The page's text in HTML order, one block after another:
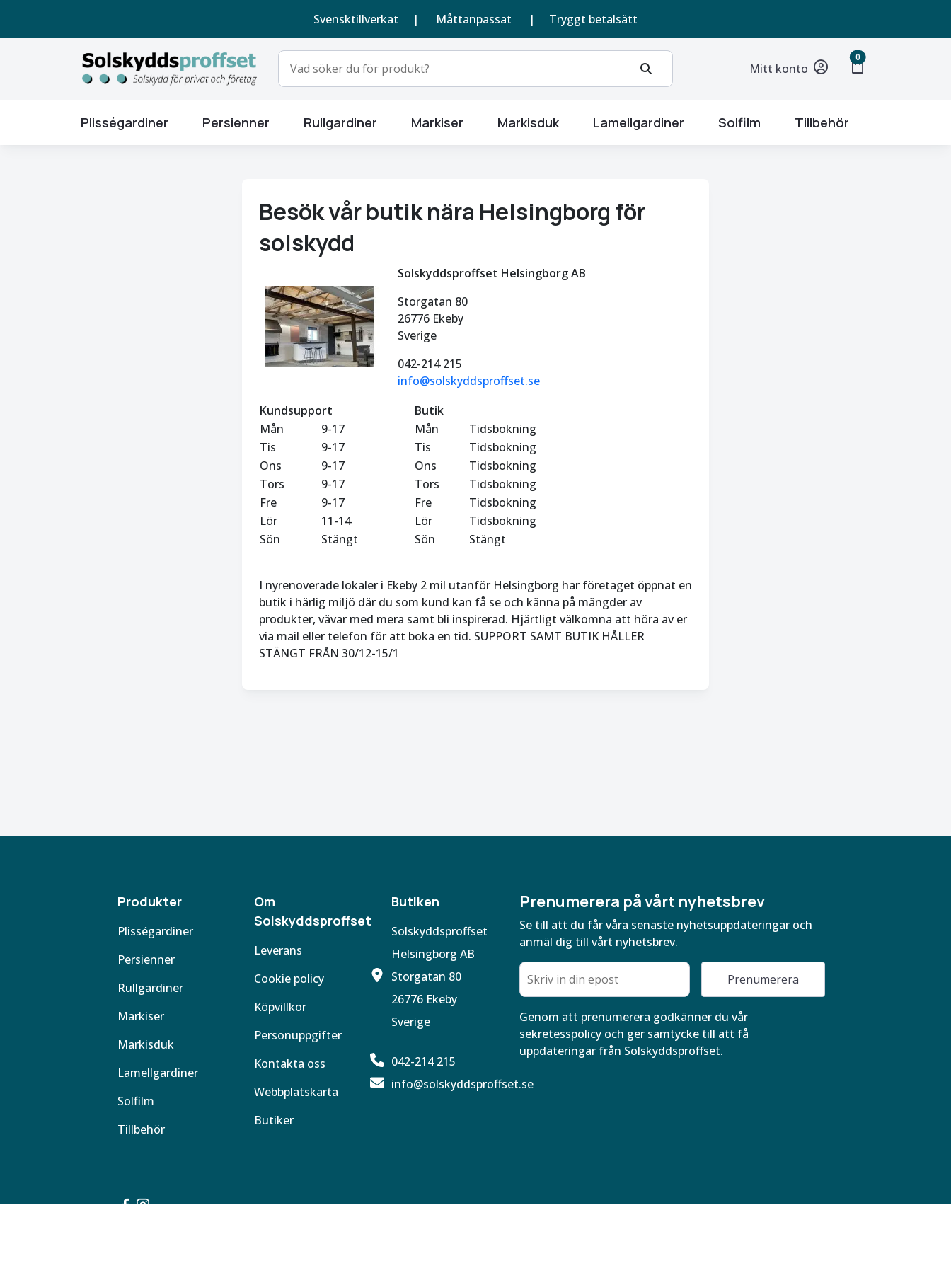
Svensktillverkat | Måttanpassat | Tryggt betalsätt
Mitt konto shopping_bag
0unread messages
Plisségardiner Persienner Rullgardiner Markiser Markisduk Lamellgardiner Solfilm Tillbehör
Besök vår butik nära Helsingborg för
solskydd
Solskyddsproffset Helsingborg AB
Storgatan 80
26776 Ekeby
Sverige
042-214 215
info@solskyddsproffset.se
Kundsupport
Butik
Mån
9-17 Mån
Tidsbokning
Tis
9-17 Tis
Tidsbokning
Ons
9-17 Ons
Tidsbokning
Tors
9-17 Tors
Tidsbokning
Fre
9-17 Fre
Tidsbokning
Lör
11-14 Lör
Tidsbokning
Sön
Stängt Sön Stängt
I nyrenoverade lokaler i Ekeby 2 mil utanför Helsingborg har företaget öppnat en
butik i härlig miljö där du som kund kan få se och känna på mängder av
produkter, vävar med mera samt bli inspirerad. Hjärtligt välkomna att höra av er
via mail eller telefon för att boka en tid. SUPPORT SAMT BUTIK HÅLLER
STÄNGT FRÅN 30/12-15/1
Produkter
Plisségardiner
Persienner
Rullgardiner
Markiser
Markisduk
Lamellgardiner
Solfilm
Tillbehör
Om
Solskyddsproffset
Leverans
Cookie policy
Köpvillkor
Personuppgifter
Kontakta oss
Webbplatskarta
Butiker
Butiken
Solskyddsproffset
Helsingborg AB
Storgatan 80
26776 Ekeby
Sverige
042-214 215
info@solskyddsproffset.se
Prenumerera på vårt nyhetsbrev
Se till att du får våra senaste nyhetsuppdateringar och
anmäl dig till vårt nyhetsbrev.
Prenumerera
Genom att prenumerera godkänner du vår
sekretesspolicy och ger samtycke till att få
uppdateringar från Solskyddsproffset.